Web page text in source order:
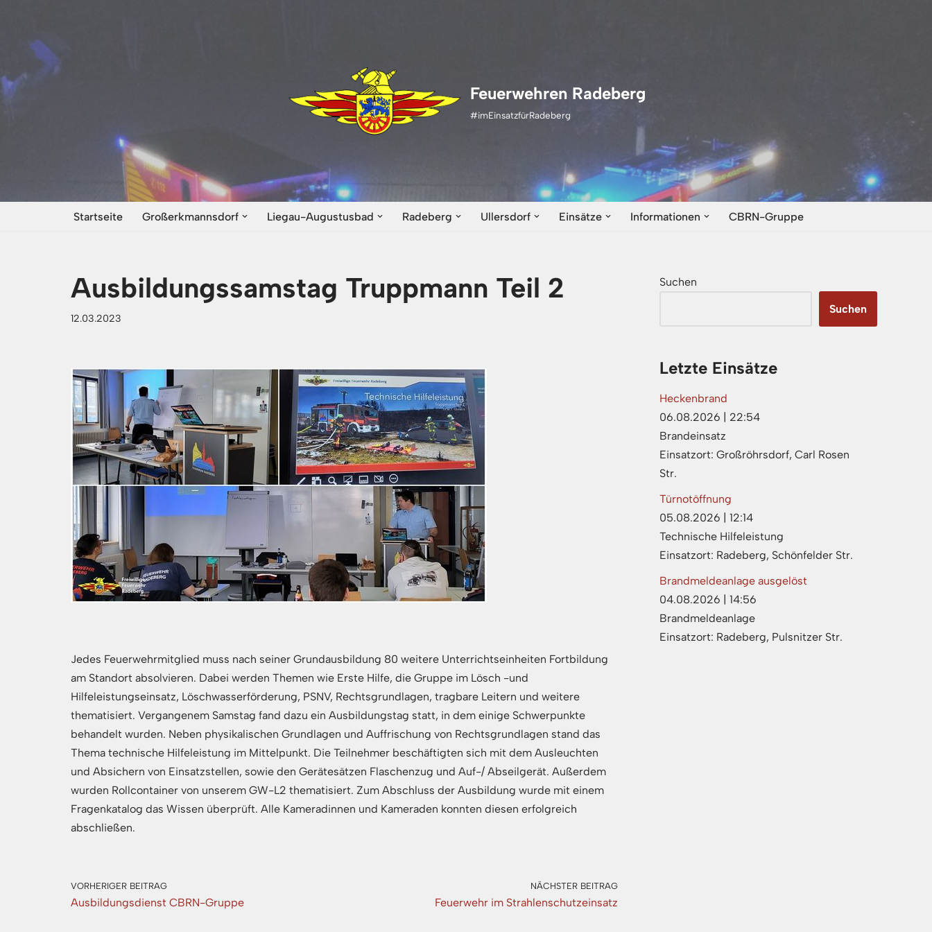
Inhalt
springen
Feuerwehren Radeberg
#imEinsatzfürRadeberg
Startseite Großerkmannsdorf Liegau-Augustusbad Radeberg Ullersdorf Einsätze Informationen CBRN-Gruppe
Ausbildungssamstag Truppmann Teil 2
12.03.2023
Jedes Feuerwehrmitglied muss nach seiner Grundausbildung 80 weitere Unterrichtseinheiten Fortbildung
am Standort absolvieren. Dabei werden Themen wie Erste Hilfe, die Gruppe im Lösch -und
Hilfeleistungseinsatz, Löschwasserförderung, PSNV, Rechtsgrundlagen, tragbare Leitern und weitere
thematisiert. Vergangenem Samstag fand dazu ein Ausbildungstag statt, in dem einige Schwerpunkte
behandelt wurden. Neben physikalischen Grundlagen und Auffrischung von Rechtsgrundlagen stand das
Thema technische Hilfeleistung im Mittelpunkt. Die Teilnehmer beschäftigten sich mit dem Ausleuchten
und Absichern von Einsatzstellen, sowie den Gerätesätzen Flaschenzug und Auf-/ Abseilgerät. Außerdem
wurden Rollcontainer von unserem GW-L2 thematisiert. Zum Abschluss der Ausbildung wurde mit einem
Fragenkatalog das Wissen überprüft. Alle Kameradinnen und Kameraden konnten diesen erfolgreich
abschließen.
VORHERIGER BEITRAG
Ausbildungsdienst CBRN-Gruppe
NÄCHSTER BEITRAG
Feuerwehr im Strahlenschutzeinsatz
Suchen
Suchen
Letzte Einsätze
Heckenbrand
06.08.2026 | 22:54
Brandeinsatz
Einsatzort: Großröhrsdorf, Carl Rosen
Str.
Türnotöffnung
05.08.2026 | 12:14
Technische Hilfeleistung
Einsatzort: Radeberg, Schönfelder Str.
Brandmeldeanlage ausgelöst
04.08.2026 | 14:56
Brandmeldeanlage
Einsatzort: Radeberg, Pulsnitzer Str.